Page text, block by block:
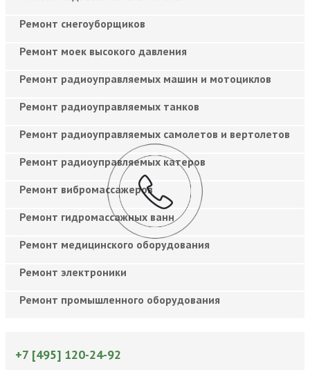
Ремонт снегоуборщиков
Ремонт моек высокого давления
Ремонт радиоуправляемых машин и мотоциклов
Ремонт радиоуправляемых танков
Ремонт радиоуправляемых самолетов и вертолетов
Ремонт радиоуправляемых катеров
Ремонт вибромассажеров
Ремонт гидромассажных ванн
Ремонт медицинского оборудования
Ремонт электроники
Ремонт промышленного оборудования
+7 [495] 120-24-92